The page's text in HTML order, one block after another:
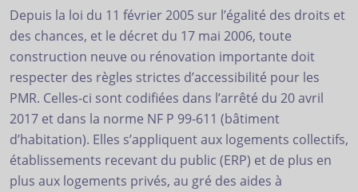
Depuis la loi du 11 février 2005 sur l’égalité des droits et
des chances, et le décret du 17 mai 2006, toute
construction neuve ou rénovation importante doit
respecter des règles strictes d’accessibilité pour les
PMR. Celles-ci sont codifiées dans l’arrêté du 20 avril
2017 et dans la norme NF P 99-611 (bâtiment
d’habitation). Elles s’appliquent aux logements collectifs,
établissements recevant du public (ERP) et de plus en
plus aux logements privés, au gré des aides à